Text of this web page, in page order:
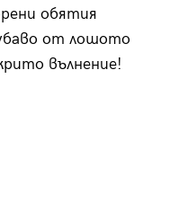
обятия
от лошото
вълнение!